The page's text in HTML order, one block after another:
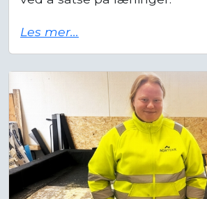
Les mer...